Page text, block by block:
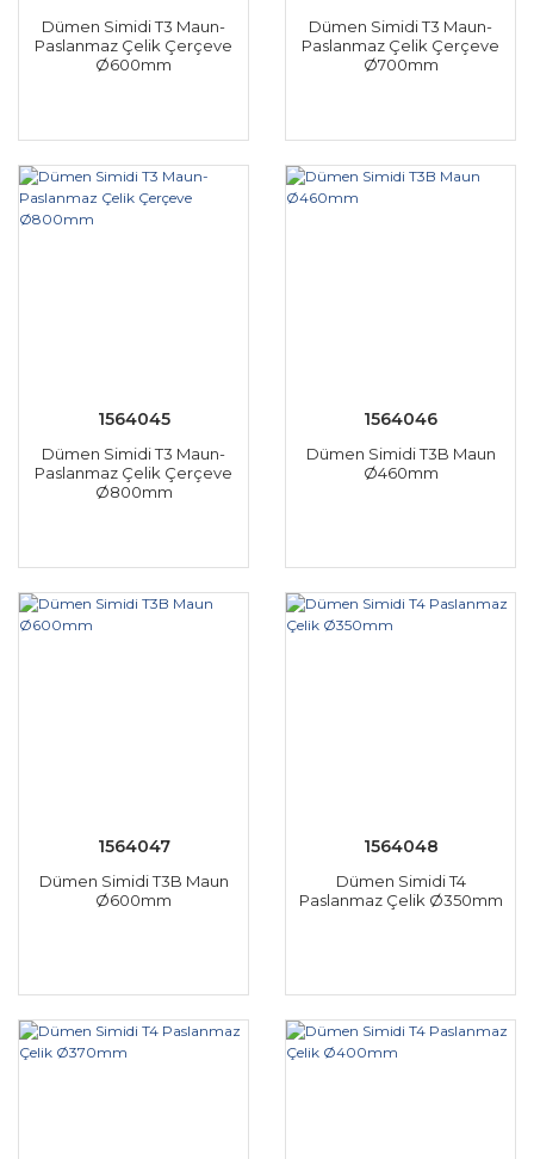
Dümen Simidi T3 Maun-
Paslanmaz Çelik Çerçeve
Ø600mm
Dümen Simidi T3 Maun-
Paslanmaz Çelik Çerçeve
Ø700mm
1564045
Dümen Simidi T3 Maun-
Paslanmaz Çelik Çerçeve
Ø800mm
1564046
Dümen Simidi T3B Maun
Ø460mm
1564047
Dümen Simidi T3B Maun
Ø600mm
1564048
Dümen Simidi T4
Paslanmaz Çelik Ø350mm